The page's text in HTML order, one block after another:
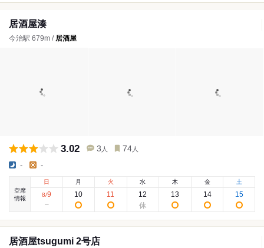
居酒屋湊
今治駅 679m / 居酒屋
3.02 3 人 74 人
- -
空席
情報
日
8/9
月
10
火
11
水
12
木
13
金
14
土
15
居酒屋tsugumi 2号店